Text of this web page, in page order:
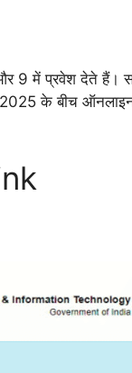
9 में प्रवेश देते हैं।
2025 के बीच